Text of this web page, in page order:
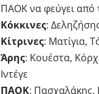
ΠΑΟΚ να φεύγει από
Κόκκινες:
Κίτρινες: Ματίγια,
Άρης: Κουέστα,
Ιντέγε
ΠΑΟΚ: Πασχαλάκης,